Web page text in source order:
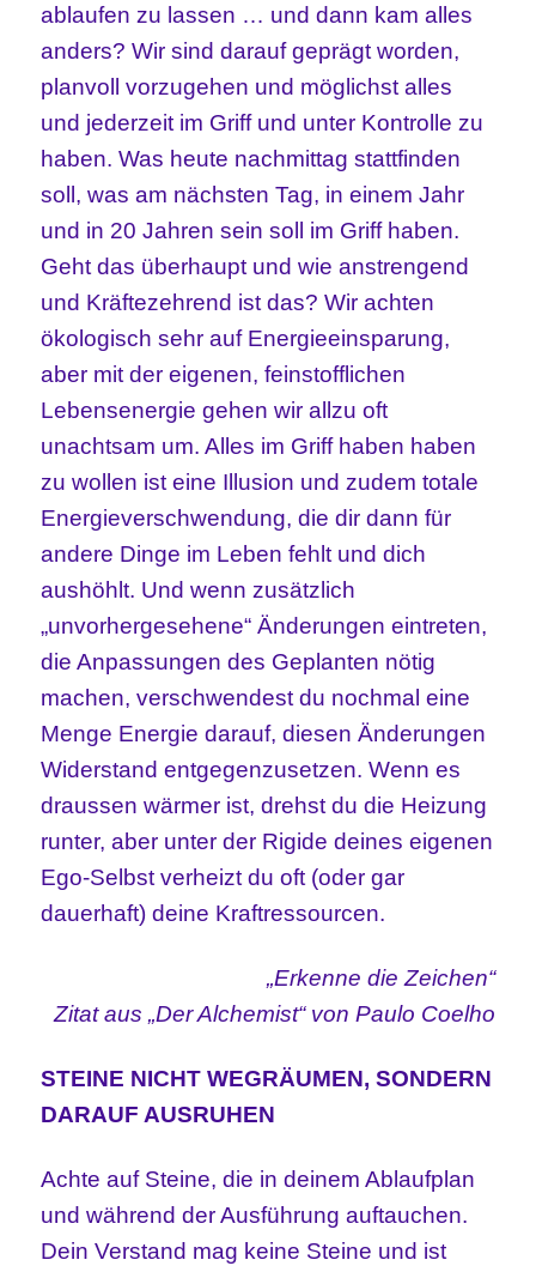
ablaufen zu lassen … und dann kam alles
anders? Wir sind darauf geprägt worden,
planvoll vorzugehen und möglichst alles
und jederzeit im Griff und unter Kontrolle zu
haben. Was heute nachmittag stattfinden
soll, was am nächsten Tag, in einem Jahr
und in 20 Jahren sein soll im Griff haben.
Geht das überhaupt und wie anstrengend
und Kräftezehrend ist das? Wir achten
ökologisch sehr auf Energieeinsparung,
aber mit der eigenen, feinstofflichen
Lebensenergie gehen wir allzu oft
unachtsam um. Alles im Griff haben haben
zu wollen ist eine Illusion und zudem totale
Energieverschwendung, die dir dann für
andere Dinge im Leben fehlt und dich
aushöhlt. Und wenn zusätzlich
„unvorhergesehene“ Änderungen eintreten,
die Anpassungen des Geplanten nötig
machen, verschwendest du nochmal eine
Menge Energie darauf, diesen Änderungen
Widerstand entgegenzusetzen. Wenn es
draussen wärmer ist, drehst du die Heizung
runter, aber unter der Rigide deines eigenen
Ego-Selbst verheizt du oft (oder gar
dauerhaft) deine Kraftressourcen.
„Erkenne die Zeichen“
Zitat aus „Der Alchemist“ von Paulo Coelho
STEINE NICHT WEGRÄUMEN, SONDERN
DARAUF AUSRUHEN
Achte auf Steine, die in deinem Ablaufplan
und während der Ausführung auftauchen.
Dein Verstand mag keine Steine und ist